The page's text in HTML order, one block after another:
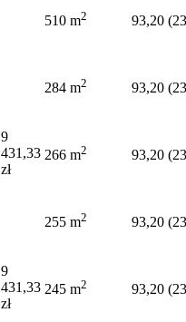
510 m2 93,20
284 m2 93,20
9
431,33
zł
266 m2 93,20
255 m2 93,20
9
431,33
zł
245 m2 93,20